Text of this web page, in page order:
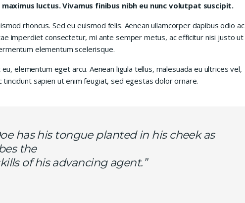
luctus. Vivamus finibus nibh eu nunc volutpat suscipit.
rhoncus. Sed eu euismod felis. Aenean ullamcorper dapibus odio ac
imperdiet consectetur, mi ante semper metus, ac efficitur nisi justo ut
elementum scelerisque.
elementum eget arcu. Aenean ligula tellus, malesuada eu ultrices vel,
sapien ut enim feugiat, sed egestas dolor ornare.
has his tongue planted in his cheek as
the
of his advancing agent.”